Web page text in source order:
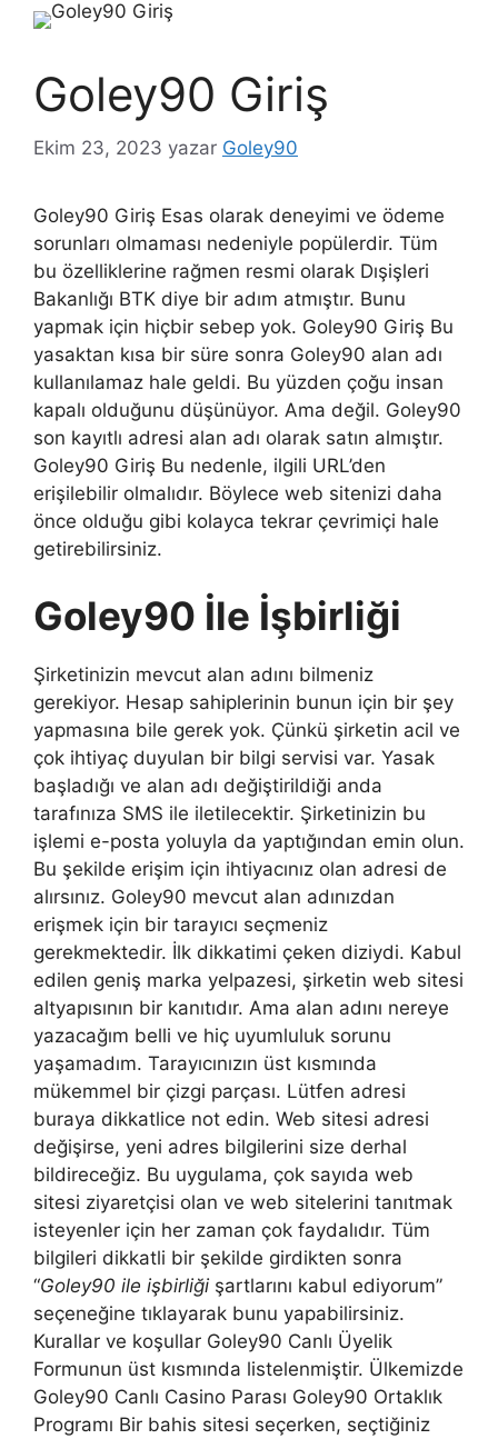
Goley90 Giriş
Ekim 23, 2023 yazar Goley90
Goley90 Giriş Esas olarak deneyimi ve ödeme
sorunları olmaması nedeniyle popülerdir. Tüm
bu özelliklerine rağmen resmi olarak Dışişleri
Bakanlığı BTK diye bir adım atmıştır. Bunu
yapmak için hiçbir sebep yok. Goley90 Giriş Bu
yasaktan kısa bir süre sonra Goley90 alan adı
kullanılamaz hale geldi. Bu yüzden çoğu insan
kapalı olduğunu düşünüyor. Ama değil. Goley90
son kayıtlı adresi alan adı olarak satın almıştır.
Goley90 Giriş Bu nedenle, ilgili URL’den
erişilebilir olmalıdır. Böylece web sitenizi daha
önce olduğu gibi kolayca tekrar çevrimiçi hale
getirebilirsiniz.
Goley90 İle İşbirliği
Şirketinizin mevcut alan adını bilmeniz
gerekiyor. Hesap sahiplerinin bunun için bir şey
yapmasına bile gerek yok. Çünkü şirketin acil ve
çok ihtiyaç duyulan bir bilgi servisi var. Yasak
başladığı ve alan adı değiştirildiği anda
tarafınıza SMS ile iletilecektir. Şirketinizin bu
işlemi e-posta yoluyla da yaptığından emin olun.
Bu şekilde erişim için ihtiyacınız olan adresi de
alırsınız. Goley90 mevcut alan adınızdan
erişmek için bir tarayıcı seçmeniz
gerekmektedir. İlk dikkatimi çeken diziydi. Kabul
edilen geniş marka yelpazesi, şirketin web sitesi
altyapısının bir kanıtıdır. Ama alan adını nereye
yazacağım belli ve hiç uyumluluk sorunu
yaşamadım. Tarayıcınızın üst kısmında
mükemmel bir çizgi parçası. Lütfen adresi
buraya dikkatlice not edin. Web sitesi adresi
değişirse, yeni adres bilgilerini size derhal
bildireceğiz. Bu uygulama, çok sayıda web
sitesi ziyaretçisi olan ve web sitelerini tanıtmak
isteyenler için her zaman çok faydalıdır. Tüm
bilgileri dikkatli bir şekilde girdikten sonra
“Goley90 ile işbirliği şartlarını kabul ediyorum”
seçeneğine tıklayarak bunu yapabilirsiniz.
Kurallar ve koşullar Goley90 Canlı Üyelik
Formunun üst kısmında listelenmiştir. Ülkemizde
Goley90 Canlı Casino Parası Goley90 Ortaklık
Programı Bir bahis sitesi seçerken, seçtiğiniz